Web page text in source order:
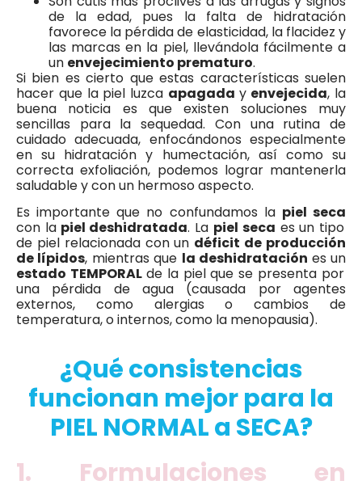
de la edad, pues la falta de hidratación
favorece la pérdida de elasticidad, la flacidez y
las marcas en la piel, llevándola fácilmente a
un envejecimiento prematuro.
Si bien es cierto que estas características suelen
hacer que la piel luzca apagada y envejecida, la
buena noticia es que existen soluciones muy
sencillas para la sequedad. Con una rutina de
cuidado adecuada, enfocándonos especialmente
en su hidratación y humectación, así como su
correcta exfoliación, podemos lograr mantenerla
saludable y con un hermoso aspecto.
Es importante que no confundamos la piel seca
con lapiel deshidratada. La piel seca es un tipo
de piel relacionada con un déficit de producción
de lípidos, mientras que la deshidratación es un
estado TEMPORAL de la piel que se presenta por
una pérdida de agua (causada por agentes
externos, como alergias o cambios de
temperatura, o internos, como la menopausia).
¿Qué consistencias
funcionan mejor para la
PIEL NORMAL a SECA?
1. Formulaciones en